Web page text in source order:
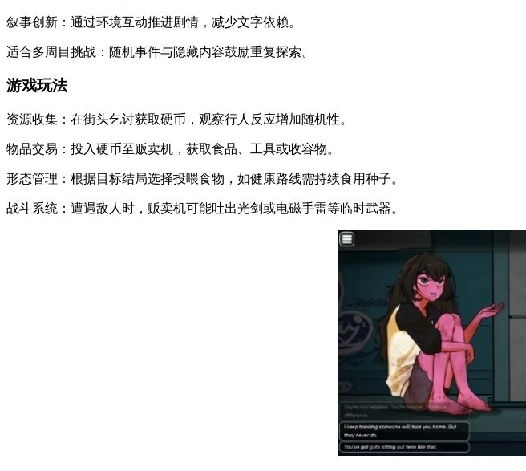
叙事创新：通过环境互动推进剧情，减少文字依赖。
适合多周目挑战：随机事件与隐藏内容鼓励重复探索。
游戏玩法
资源收集：在街头乞讨获取硬币，观察行人反应增加随机性。
物品交易：投入硬币至贩卖机，获取食品、工具或收容物。
形态管理：根据目标结局选择投喂食物，如健康路线需持续食用种子。
战斗系统：遭遇敌人时，贩卖机可能吐出光剑或电磁手雷等临时武器。